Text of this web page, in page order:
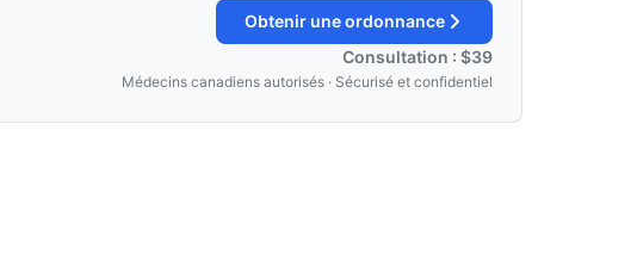
Obtenir une ordonnance
Consultation : $39
Médecins canadiens autorisés · Sécurisé et confidentiel